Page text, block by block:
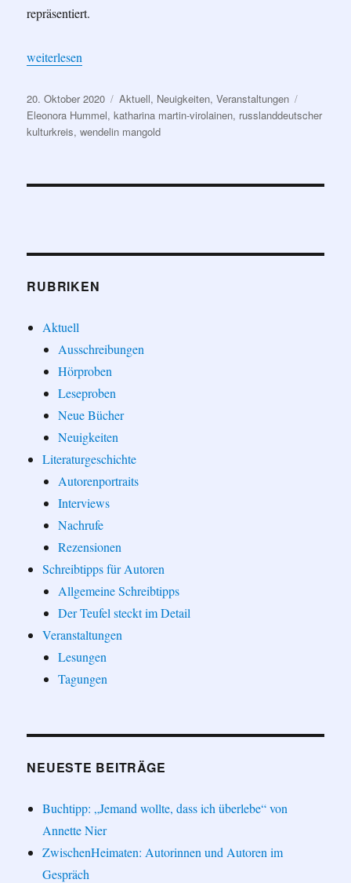
repräsentiert.
„Unsere Autorinnen und Autoren werden ausgezeichnet!“
weiterlesen
Veröffentlicht
am
20. Oktober 2020 Kategorien
Aktuell, Neuigkeiten,Veranstaltungen
Eleonora Hummel,katharina martin-virolainen, russlanddeutscher
kulturkreis,wendelin mangold
RUBRIKEN
Aktuell
Ausschreibungen
Hörproben
Leseproben
Neue Bücher
Neuigkeiten
Literaturgeschichte
Autorenportraits
Interviews
Nachrufe
Rezensionen
Schreibtipps für Autoren
Allgemeine Schreibtipps
Der Teufel steckt im Detail
Veranstaltungen
Lesungen
Tagungen
NEUESTE BEITRÄGE
Buchtipp: „Jemand wollte, dass ich überlebe“ von
Annette Nier
ZwischenHeimaten: Autorinnen und Autoren im
Gespräch